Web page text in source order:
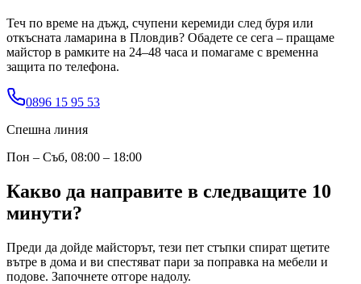
Теч по време на дъжд, счупени керемиди след буря или
откъсната ламарина в Пловдив? Обадете се сега – пращаме
майстор в рамките на 24–48 часа и помагаме с временна
защита по телефона.
0896 15 95 53
Спешна линия
Пон – Съб, 08:00 – 18:00
Какво да направите в следващите 10
минути?
Преди да дойде майсторът, тези пет стъпки спират щетите
вътре в дома и ви спестяват пари за поправка на мебели и
подове. Започнете отгоре надолу.